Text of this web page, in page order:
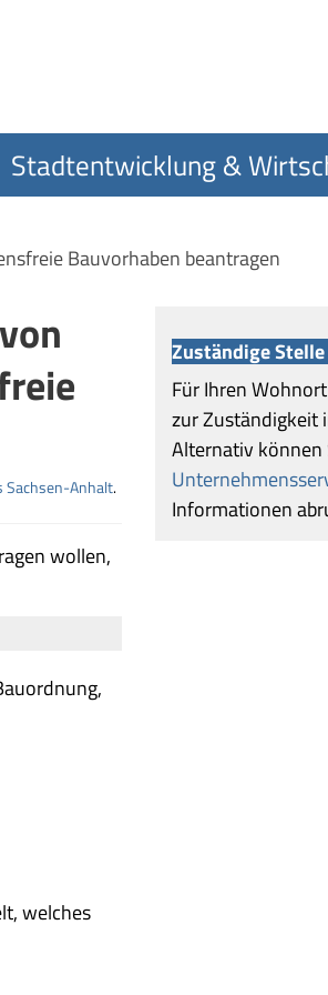
Stadtentwicklung &
Bauvorhaben beantragen
Sachsen-Anhalt.
wollen,
welches
Zuständige Stelle
Für Ihren
zur Zuständigkeit
Alternativ können
Informationen